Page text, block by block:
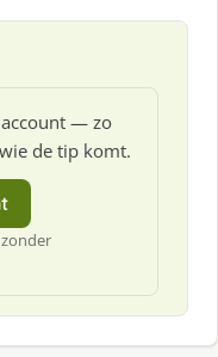
account — zo
de tip komt.